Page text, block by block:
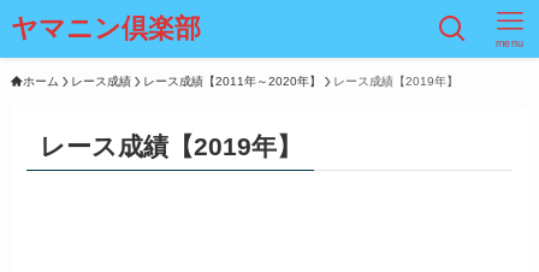
ヤマニン倶楽部 menu
ホーム レース成績 レース成績【2011年～2020年】 レース成績【2019年】
レース成績【2019年】